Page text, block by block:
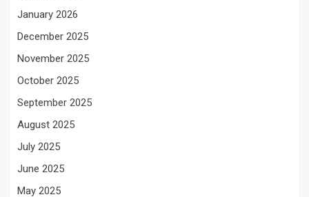
January 2026
December 2025
November 2025
October 2025
September 2025
August 2025
July 2025
June 2025
May 2025